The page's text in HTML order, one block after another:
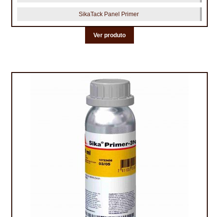
SikaTack Panel Primer
Ver produto